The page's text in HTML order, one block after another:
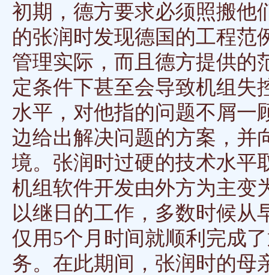
初期，德方要求必须照搬他
的张润时发现德国的工程范
管理实际，而且德方提供的
定条件下甚至会导致机组失
水平，对他指的问题不屑一
边给出解决问题的方案，并
境。张润时过硬的技术水平
机组软件开发由外方为主变
以继日的工作，多数时候从
仅用5个月时间就顺利完成
务。在此期间，张润时的母